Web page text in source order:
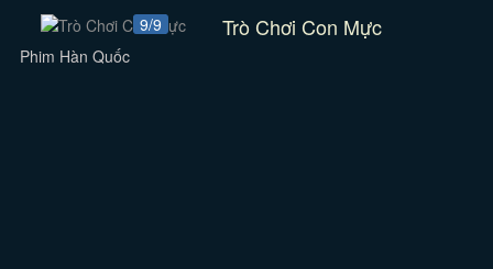
9/9 Trò Chơi Con Mực
Phim Hàn Quốc